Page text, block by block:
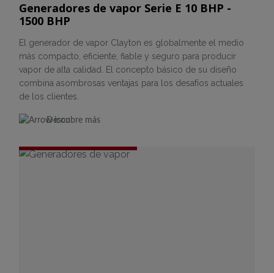
Generadores de vapor Serie E 10 BHP -
1500 BHP
El generador de vapor Clayton es globalmente el medio
más compacto, eficiente, fiable y seguro para producir
vapor de alta calidad. El concepto básico de su diseño
combina asombrosas ventajas para los desafíos actuales
de los clientes.
Descubre más